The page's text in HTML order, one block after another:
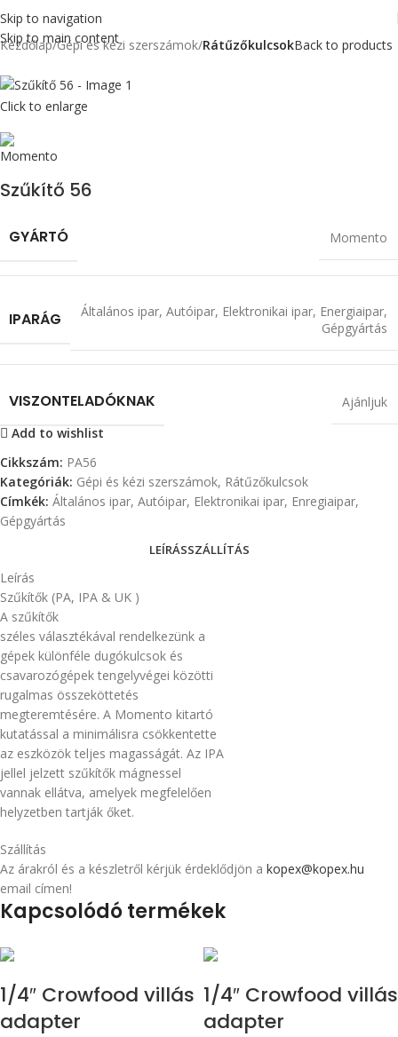
Skip to navigation
Skip to main content
Kezdőlap Gépi és kézi szerszámok RátűzőkulcsokBack to products
Click to enlarge
Szűkítő 56
GYÁRTÓ Momento
IPARÁG Általános ipar, Autóipar, Elektronikai ipar, Energiaipar,
Gépgyártás
VISZONTELADÓKNAK
Ajánljuk
Add to wishlist
Cikkszám: PA56
Kategóriák: Gépi és kézi szerszámok, Rátűzőkulcsok
Címkék: Általános ipar, Autóipar, Elektronikai ipar, Enregiaipar,
Gépgyártás
LEÍRÁSSZÁLLÍTÁS
Leírás
Szűkítők (PA, IPA & UK )
A szűkítők
széles választékával rendelkezünk a
gépek különféle dugókulcsok és
csavarozógépek tengelyvégei közötti
rugalmas összeköttetés
megteremtésére. A Momento kitartó
kutatással a minimálisra csökkentette
az eszközök teljes magasságát. Az IPA
jellel jelzett szűkítők mágnessel
vannak ellátva, amelyek megfelelően
helyzetben tartják őket.
Szállítás
Az árakról és a készletről kérjük érdeklődjön a kopex@kopex.hu
email címen!
Kapcsolódó termékek
1/4″ Crowfood villás
adapter
1/4″ Crowfood villás
adapter